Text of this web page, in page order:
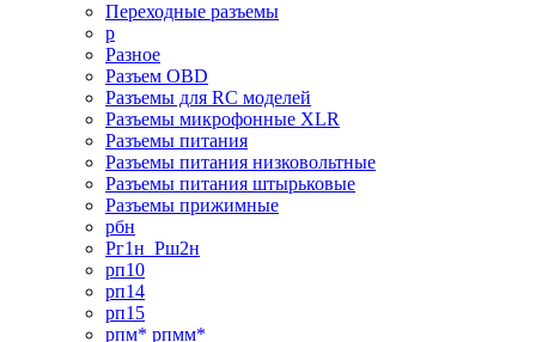
Переходные разъемы
р
Разное
Разъем OBD
Разъемы для RC моделей
Разъемы микрофонные XLR
Разъемы питания
Разъемы питания низковольтные
Разъемы питания штырьковые
Разъемы прижимные
рбн
Рг1н_Рш2н
рп10
рп14
рп15
рпм* рпмм*